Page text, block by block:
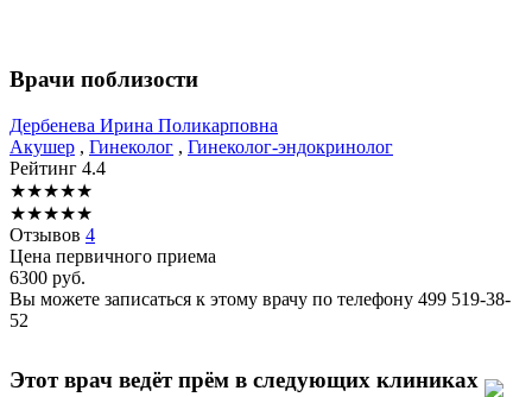
Врачи поблизости
Дербенева Ирина Поликарповна
Акушер , Гинеколог , Гинеколог-эндокринолог
Рейтинг 4.4
★★★★★
★★★★★
Отзывов 4
Цена первичного приема
6300 руб.
Вы можете записаться к этому врачу по телефону 499 519-38-
52
Этот врач ведёт прём в следующих клиниках